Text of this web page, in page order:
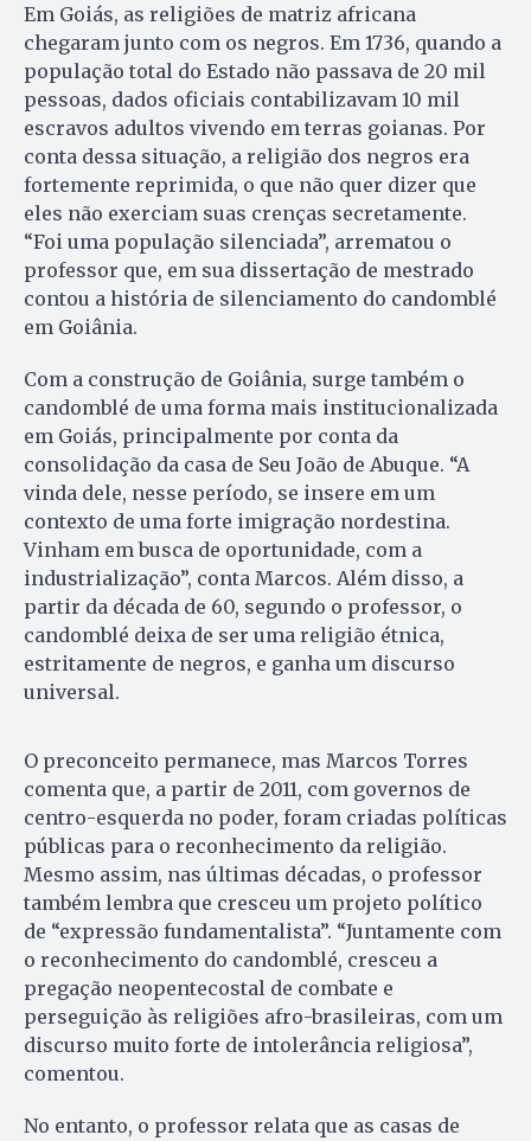
Em Goiás, as religiões de matriz africana
chegaram junto com os negros. Em 1736, quando a
população total do Estado não passava de 20 mil
pessoas, dados oficiais contabilizavam 10 mil
escravos adultos vivendo em terras goianas. Por
conta dessa situação, a religião dos negros era
fortemente reprimida, o que não quer dizer que
eles não exerciam suas crenças secretamente.
“Foi uma população silenciada”, arrematou o
professor que, em sua dissertação de mestrado
contou a história de silenciamento do candomblé
em Goiânia.
Com a construção de Goiânia, surge também o
candomblé de uma forma mais institucionalizada
em Goiás, principalmente por conta da
consolidação da casa de Seu João de Abuque. “A
vinda dele, nesse período, se insere em um
contexto de uma forte imigração nordestina.
Vinham em busca de oportunidade, com a
industrialização”, conta Marcos. Além disso, a
partir da década de 60, segundo o professor, o
candomblé deixa de ser uma religião étnica,
estritamente de negros, e ganha um discurso
universal.
O preconceito permanece, mas Marcos Torres
comenta que, a partir de 2011, com governos de
centro-esquerda no poder, foram criadas políticas
públicas para o reconhecimento da religião.
Mesmo assim, nas últimas décadas, o professor
também lembra que cresceu um projeto político
de “expressão fundamentalista”. “Juntamente com
o reconhecimento do candomblé, cresceu a
pregação neopentecostal de combate e
perseguição às religiões afro-brasileiras, com um
discurso muito forte de intolerância religiosa”,
comentou.
No entanto, o professor relata que as casas de